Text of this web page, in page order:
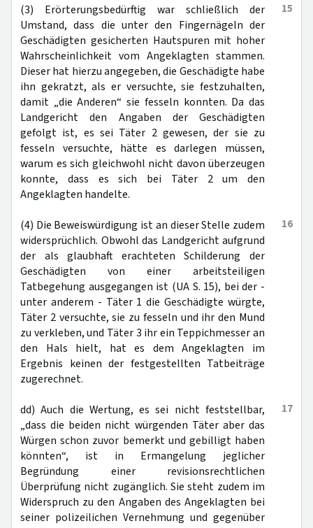
15
(3) Erörterungsbedürftig war schließlich der
Umstand, dass die unter den Fingernägeln der
Geschädigten gesicherten Hautspuren mit hoher
Wahrscheinlichkeit vom Angeklagten stammen.
Dieser hat hierzu angegeben, die Geschädigte habe
ihn gekratzt, als er versuchte, sie festzuhalten,
damit „die Anderen“ sie fesseln konnten. Da das
Landgericht den Angaben der Geschädigten
gefolgt ist, es sei Täter 2 gewesen, der sie zu
fesseln versuchte, hätte es darlegen müssen,
warum es sich gleichwohl nicht davon überzeugen
konnte, dass es sich bei Täter 2 um den
Angeklagten handelte.
16
(4) Die Beweiswürdigung ist an dieser Stelle zudem
widersprüchlich. Obwohl das Landgericht aufgrund
der als glaubhaft erachteten Schilderung der
Geschädigten von einer arbeitsteiligen
Tatbegehung ausgegangen ist (UA S. 15), bei der -
unter anderem - Täter 1 die Geschädigte würgte,
Täter 2 versuchte, sie zu fesseln und ihr den Mund
zu verkleben, und Täter 3 ihr ein Teppichmesser an
den Hals hielt, hat es dem Angeklagten im
Ergebnis keinen der festgestellten Tatbeiträge
zugerechnet.
17
dd) Auch die Wertung, es sei nicht feststellbar,
„dass die beiden nicht würgenden Täter aber das
Würgen schon zuvor bemerkt und gebilligt haben
könnten“, ist in Ermangelung jeglicher
Begründung einer revisionsrechtlichen
Überprüfung nicht zugänglich. Sie steht zudem im
Widerspruch zu den Angaben des Angeklagten bei
seiner polizeilichen Vernehmung und gegenüber